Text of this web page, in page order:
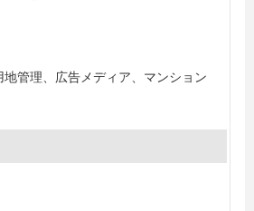
管理、広告メディア、マンション